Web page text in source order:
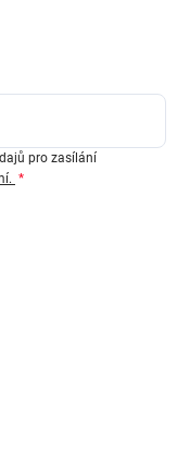
pro zasílání